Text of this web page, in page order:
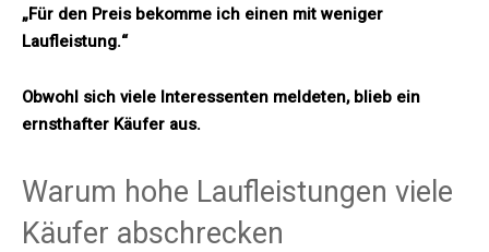
„Für den Preis bekomme ich einen mit weniger
Laufleistung.“
Obwohl sich viele Interessenten meldeten, blieb ein
ernsthafter Käufer aus.
Warum hohe Laufleistungen viele
Käufer abschrecken